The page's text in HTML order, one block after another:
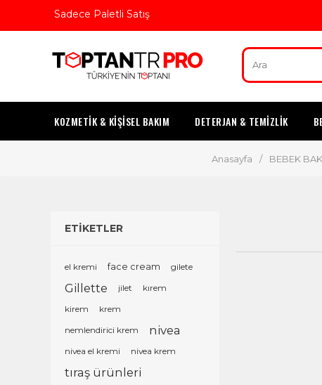
Sadece Paletli Satış
KOZMETİK & KİŞİSEL BAKIM DETERJAN & TEMİZLİK
Anasayfa / BEBEK
ETİKETLER
el kremi face cream gilete
Gillette jilet
kırem
kirem
krem
nemlendirici krem
nivea
nivea el kremi nivea krem
tıraş ürünleri